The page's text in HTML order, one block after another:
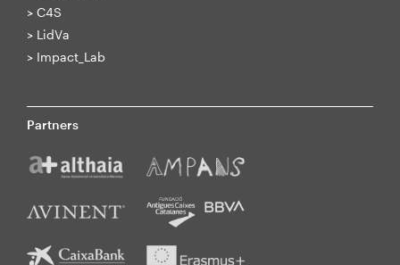
> C4S
> LidVa
> Impact_Lab
Partners